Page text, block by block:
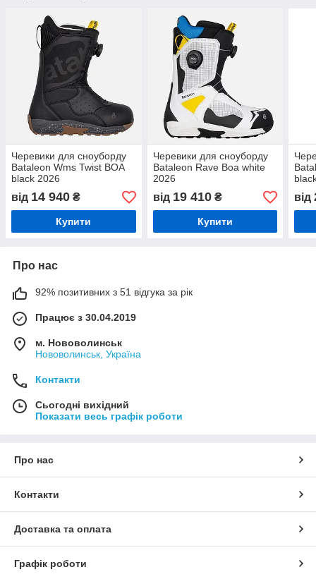
Черевики для сноуборду
Bataleon Wms Twist BOA
black 2026
від 14 940 ₴
Купити
Черевики для сноуборду
Bataleon Rave Boa white
2026
від 19 410₴
Купити
від
Про нас
92% позитивних з 51 відгука за рік
Працює з 30.04.2019
м. Нововолинськ
Нововолинськ, Україна
Контакти
Сьогодні вихідний
Показати весь графік роботи
Про нас
Контакти
Доставка та оплата
Графік роботи